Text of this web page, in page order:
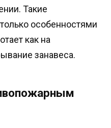
Такие
особенностями
как на
занавеса.